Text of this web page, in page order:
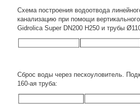
Схема построения водоотвода
канализацию при помощи
Gidrolica Super DN200 H250 и трубы
Сброс воды через пескоуловитель.
160-ая труба: